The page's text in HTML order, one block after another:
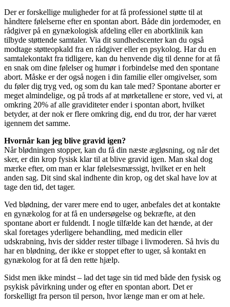
Der er forskellige muligheder for at få professionel støtte til at
håndtere følelserne efter en spontan abort. Både din jordemoder, en
rådgiver på en gynækologisk afdeling eller en abortklinik kan
tilbyde støttende samtaler. Via dit sundhedscenter kan du også
modtage støtteopkald fra en rådgiver eller en psykolog. Har du en
samtalekontakt fra tidligere, kan du henvende dig til denne for at få
en snak om dine følelser og humør i forbindelse med den spontane
abort. Måske er der også nogen i din familie eller omgivelser, som
du føler dig tryg ved, og som du kan tale med? Spontane aborter er
meget almindelige, og på trods af at mørketallene er store, ved vi, at
omkring 20% af alle graviditeter ender i spontan abort, hvilket
betyder, at der nok er flere omkring dig, end du tror, der har været
igennem det samme.
Hvornår kan jeg blive gravid igen?
Når blødningen stopper, kan du få din næste ægløsning, og når det
sker, er din krop fysisk klar til at blive gravid igen. Man skal dog
mærke efter, om man er klar følelsesmæssigt, hvilket er en helt
anden sag. Dit sind skal indhente din krop, og det skal have lov at
tage den tid, det tager.
Ved blødning, der varer mere end to uger, anbefales det at kontakte
en gynækolog for at få en undersøgelse og bekræfte, at den
spontane abort er fuldendt. I nogle tilfælde kan det hænde, at der
skal foretages yderligere behandling, med medicin eller
udskrabning, hvis der sidder rester tilbage i livmoderen. Så hvis du
har en blødning, der ikke er stoppet efter to uger, så kontakt en
gynækolog for at få den rette hjælp.
Sidst men ikke mindst – lad det tage sin tid med både den fysisk og
psykisk påvirkning under og efter en spontan abort. Det er
forskelligt fra person til person, hvor længe man er om at hele.